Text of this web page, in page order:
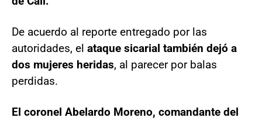
De acuerdo al reporte entregado por las
autoridades, el ataque sicarial también dejó a
dos mujeres heridas, al parecer por balas
perdidas.
El coronel Abelardo Moreno, comandante del